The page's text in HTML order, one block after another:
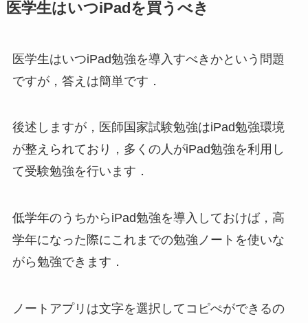
医学生はいつiPadを買うべき
医学生はいつiPad勉強を導入すべきかという問題
ですが，答えは簡単です．
後述しますが，医師国家試験勉強はiPad勉強環境
が整えられており，多くの人がiPad勉強を利用し
て受験勉強を行います．
低学年のうちからiPad勉強を導入しておけば，高
学年になった際にこれまでの勉強ノートを使いな
がら勉強できます．
ノートアプリは文字を選択してコピぺができるの